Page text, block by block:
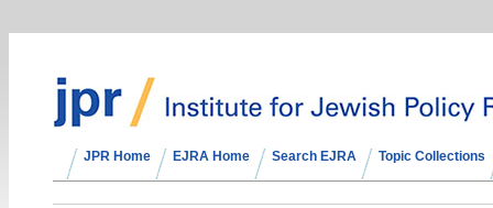
JPR Home EJRA Home Search EJRA Topic Collections